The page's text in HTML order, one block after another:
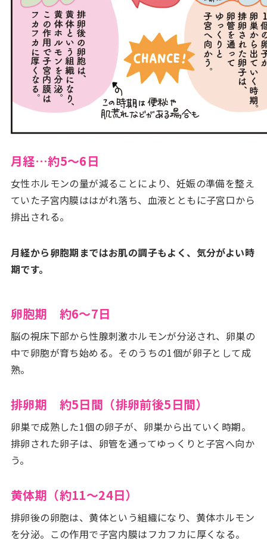
月経…約5〜6日
女性ホルモンの量が減ることにより、妊娠の準備を整え
ていた子宮内膜ははがれ落ち、血液とともに子宮口から
排出される。
月経から卵胞期まではお肌の調子もよく、気分がよい時
期です。
卵胞期 約6〜7日
脳の視床下部から性腺刺激ホルモンが分泌され、卵巣の
中で卵胞が育ち始める。そのうちの1個が卵子として成
熟。
排卵期 約5日間（排卵前後5日間）
卵巣で成熟した1個の卵子が、卵巣から出ていく時期。
排卵された卵子は、卵管を通ってゆっくりと子宮へ向か
う。
黄体期（約11〜24日）
排卵後の卵胞は、黄体という組織になり、黄体ホルモン
を分泌。この作用で子宮内膜はフカフカに厚くなる。